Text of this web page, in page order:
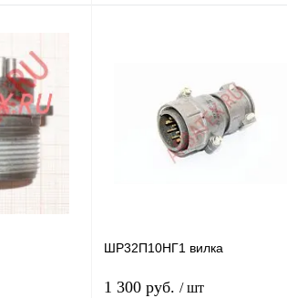
Купить в 1 клик Сравнение
В избранное Недоступно
ШР32П10НГ1 вилка
1 300 руб. / шт